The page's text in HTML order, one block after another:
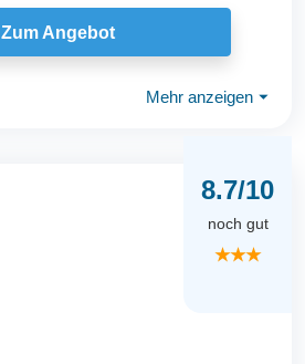
Zum Angebot
Mehr anzeigen ⏷
8.7/10
noch gut
★★★